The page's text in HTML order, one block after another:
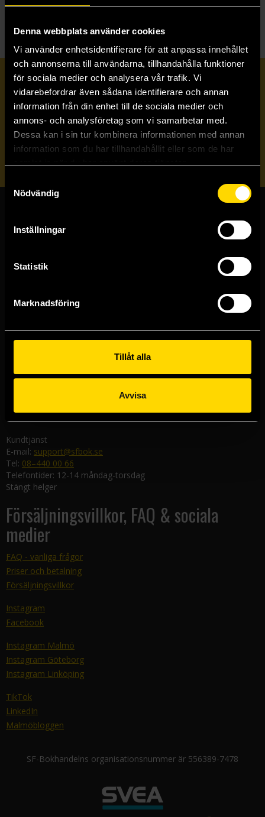
Denna webbplats använder cookies
Vi använder enhetsidentifierare för att anpassa innehållet
och annonserna till användarna, tillhandahålla funktioner
för sociala medier och analysera vår trafik. Vi
vidarebefordrar även sådana identifierare och annan
information från din enhet till de sociala medier och
annons- och analysföretag som vi samarbetar med.
Dessa kan i sin tur kombinera informationen med annan
information som du har tillhandahållit eller som de har
Nödvändig
Inställningar
Statistik
Marknadsföring
Tillåt alla
Avvisa
Prenumerera på vårt nyhetsbrev
Veckobrevet
Skicka
Butiker & kundtjänst
Västerlånggatan 48
Göteborgsbutiken
Kungsgatan 19
Malmöbutiken
582 19 Linköping
Kundtjänst
E-mail: support@sfbok.se
Tel: 08–440 00 66
Telefontider: 12-14 måndag-torsdag
Stängt helger
Försäljningsvillkor, FAQ & sociala
medier
FAQ - vanliga frågor
Priser och betalning
Försäljningsvillkor
Instagram
Facebook
Instagram Malmö
Instagram Göteborg
Instagram Linköping
TikTok
LinkedIn
Malmöbloggen
SF-Bokhandelns organisationsnummer är 556389-7478